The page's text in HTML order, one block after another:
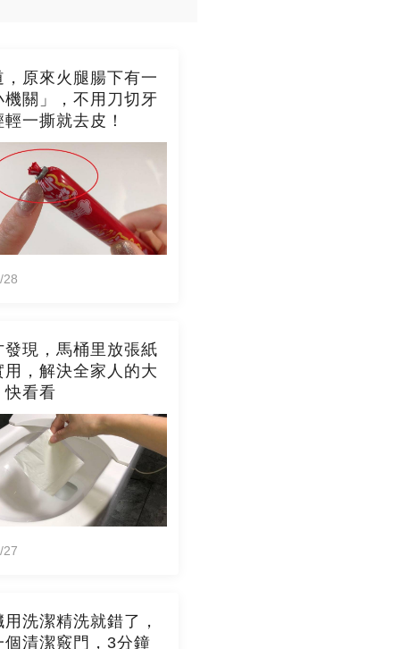
，原來火腿腸下有一
機關」，不用刀切牙
一撕就去皮！
28
發現，馬桶里放張紙
用，解決全家人的大
快看看
27
洗潔精洗就錯了，
個清潔竅門，3分鐘